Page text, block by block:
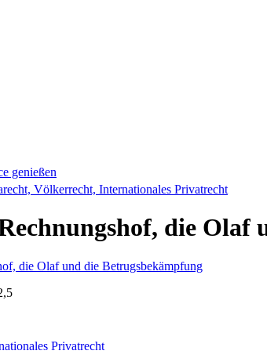
genießen
Völkerrecht, Internationales Privatrecht
die Olaf
Privatrecht